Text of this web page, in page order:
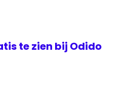
te zien bij Odido